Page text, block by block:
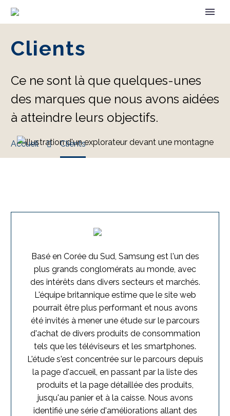
Clients
Ce ne sont là que quelques-unes
des marques que nous avons aidées
à atteindre leurs objectifs.
Accueil Clients
Basé en Corée du Sud, Samsung est l'un des
plus grands conglomérats au monde, avec
des intérêts dans divers secteurs et marchés.
L'équipe britannique estime que le site web
pourrait être plus performant et nous avons
été invités à mener une étude sur le parcours
d'achat de divers produits de consommation
tels que les téléviseurs et les smartphones.
L'étude s'est concentrée sur le parcours depuis
la page d'accueil, en passant par la liste des
produits et la page détaillée des produits,
jusqu'au panier et à la caisse. Nous avons
identifié une série d'améliorations allant des